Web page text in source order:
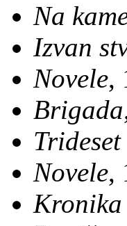
Na
Izvan
Novele,
Brigada
Novele,
Kronika